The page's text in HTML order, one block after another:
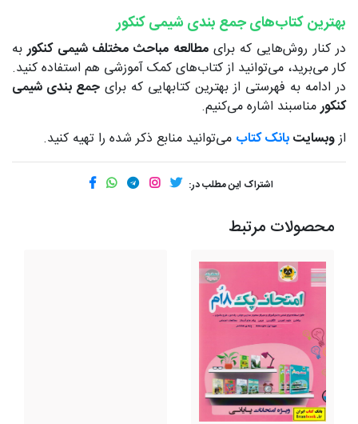
بهترین کتاب‌های جمع بندی شیمی کنکور
در کنار روش‌هایی که برایمطالعه مباحث مختلف شیمی کنکوربه
کار می‌برید، می‌توانید از کتاب‌های کمک آموزشی هم استفاده کنید.
در ادامه به فهرستی از بهترین کتابهایی که برای جمع بندی شیمی
کنکورمناسبند اشاره می‌کنیم.
ازوبسایتبانک کتاب می‌توانید منابع ذکر شده را تهیه کنید.
اشتراک این مطلب در:
محصولات مرتبط